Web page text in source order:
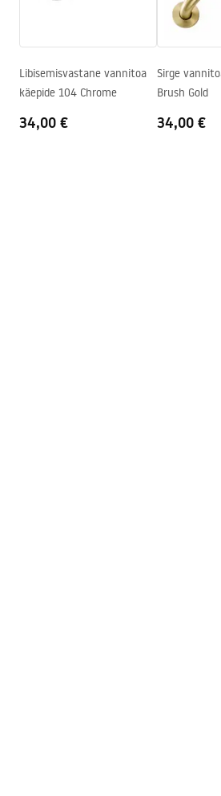
1200
Rõhu reguleerimine
Ei
Anti-Calc süsteem
Jah
Kattetehnoloogia
PVD
Garantiitingimused
Paigaldusjuhend
shower_set.pdf
Libisemisvastane vannitoa
käepide 104 Chrome
34,00 €
Sirge
Brush Gold
34,00 €